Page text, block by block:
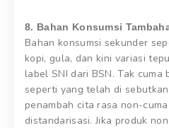
8. Bahan Konsumsi
Bahan konsumsi sekunder
kopi, gula, dan kini variasi
label SNI dari BSN. Tak cuma
seperti yang telah di
penambah cita rasa non-
distandarisasi. Jika produk